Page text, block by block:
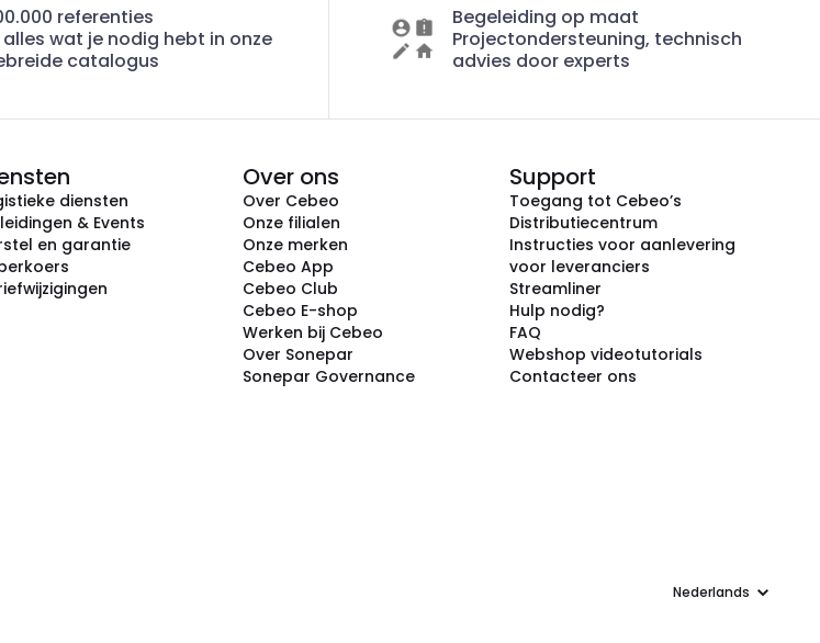
referenties
alles wat je nodig hebt in onze
catalogus
Begeleiding op maat
Projectondersteuning, technisch
advies door experts
diensten
& Events
en garantie
Over ons
Over Cebeo
Onze filialen
Onze merken
Cebeo App
Cebeo Club
Cebeo E-shop
Werken bij Cebeo
Over Sonepar
Sonepar Governance
Support
Toegang tot Cebeo’s
Distributiecentrum
Instructies voor aanlevering
voor leveranciers
Streamliner
Hulp nodig?
FAQ
Webshop videotutorials
Contacteer ons
Taal